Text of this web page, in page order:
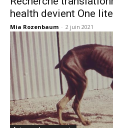
health devient One
Mia Rozenbaum - 2 juin 2021